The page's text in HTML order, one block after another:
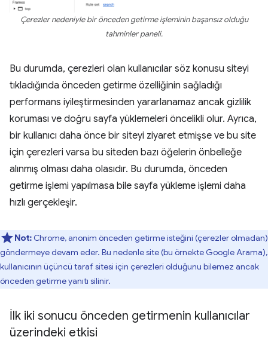
Çerezler nedeniyle bir önceden getirme işleminin başarısız olduğu
tahminler paneli.
Bu durumda, çerezleri olan kullanıcılar söz konusu siteyi
tıkladığında önceden getirme özelliğinin sağladığı
performans iyileştirmesinden yararlanamaz ancak gizlilik
koruması ve doğru sayfa yüklemeleri öncelikli olur. Ayrıca,
bir kullanıcı daha önce bir siteyi ziyaret etmişse ve bu site
için çerezleri varsa bu siteden bazı öğelerin önbelleğe
alınmış olması daha olasıdır. Bu durumda, önceden
getirme işlemi yapılmasa bile sayfa yükleme işlemi daha
hızlı gerçekleşir.
Not: Chrome, anonim önceden getirme isteğini (çerezler olmadan)
göndermeye devam eder. Bu nedenle site (bu örnekte Google Arama),
kullanıcının üçüncü taraf sitesi için çerezleri olduğunu bilemez ancak
önceden getirme yanıtı silinir.
İlk iki sonucu önceden getirmenin kullanıcılar
üzerindeki etkisi